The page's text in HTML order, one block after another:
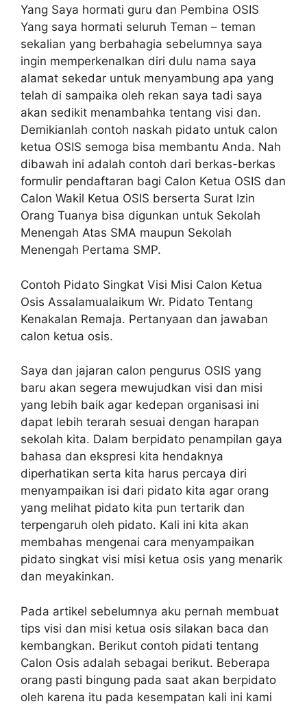
Yang Saya hormati guru dan Pembina OSIS
Yang saya hormati seluruh Teman – teman
sekalian yang berbahagia sebelumnya saya
ingin memperkenalkan diri dulu nama saya
alamat sekedar untuk menyambung apa yang
telah di sampaika oleh rekan saya tadi saya
akan sedikit menambahka tentang visi dan.
Demikianlah contoh naskah pidato untuk calon
ketua OSIS semoga bisa membantu Anda. Nah
dibawah ini adalah contoh dari berkas-berkas
formulir pendaftaran bagi Calon Ketua OSIS dan
Calon Wakil Ketua OSIS berserta Surat Izin
Orang Tuanya bisa digunkan untuk Sekolah
Menengah Atas SMA maupun Sekolah
Menengah Pertama SMP.
Contoh Pidato Singkat Visi Misi Calon Ketua
Osis Assalamualaikum Wr. Pidato Tentang
Kenakalan Remaja. Pertanyaan dan jawaban
calon ketua osis.
Saya dan jajaran calon pengurus OSIS yang
baru akan segera mewujudkan visi dan misi
yang lebih baik agar kedepan organisasi ini
dapat lebih terarah sesuai dengan harapan
sekolah kita. Dalam berpidato penampilan gaya
bahasa dan ekspresi kita hendaknya
diperhatikan serta kita harus percaya diri
menyampaikan isi dari pidato kita agar orang
yang melihat pidato kita pun tertarik dan
terpengaruh oleh pidato. Kali ini kita akan
membahas mengenai cara menyampaikan
pidato singkat visi misi ketua osis yang menarik
dan meyakinkan.
Pada artikel sebelumnya aku pernah membuat
tips visi dan misi ketua osis silakan baca dan
kembangkan. Berikut contoh pidati tentang
Calon Osis adalah sebagai berikut. Beberapa
orang pasti bingung pada saat akan berpidato
oleh karena itu pada kesempatan kali ini kami